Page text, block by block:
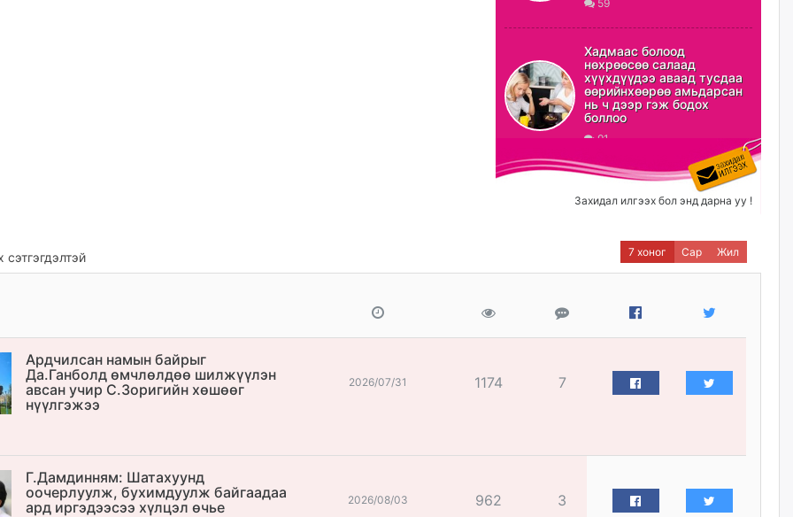
ХЗДХ-ын сайд С.Амарсайхан:
Авлигаар авсан хөрөнгийг
хурааж, нийгмийн сайн
сайхны хөгжилд зориулах
бөгөөд үүнийг хэд хэдэн эрх
бүхий байгууллагаас санал авна
өчигдѳр
Шатахууныг олдож байгаа
газраас нь л авч байна. Үнэ
тарифаас илүү хангамж дээр
анхаарч байна
Ц.Будханд: Дүүгээ гараад
долоон сарын хугацаа
Барилгын салбарын 100
Монгол Улсад 162 вагон - 9720
тонн АИ-92 орж иржээ
59
Хадмаас болоод
нөхрөөсөө салаад
хүүхдүүдээ аваад тусдаа
өөрийнхөөрөө амьдарсан
нь ч дээр гэж бодох
боллоо
91
Захидал илгээх бол энд дарна уу !
7 хоног Сар Жил
Ардчилсан намын байрыг
Да.Ганболд өмчлөлдөө шилжүүлэн
авсан учир С.Зоригийн хөшөөг
нүүлгэжээ
2026/07/31 1174 7
Г.Дамдинням: Шатахуунд
оочерлуулж, бухимдуулж байгаадаа
ард иргэдээсээ хүлцэл өчье
2026/08/03 962 3